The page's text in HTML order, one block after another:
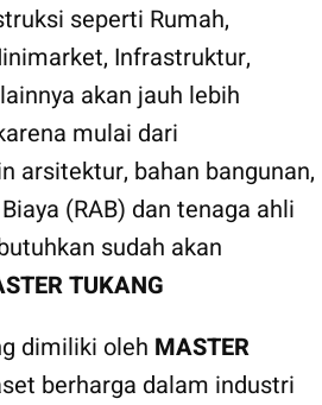
seperti Rumah,
Infrastruktur,
akan jauh lebih
mulai dari
arsitektur, bahan bangunan,
(RAB) dan tenaga ahli
sudah akan
TUKANG
dimiliki oleh MASTER
berharga dalam industri